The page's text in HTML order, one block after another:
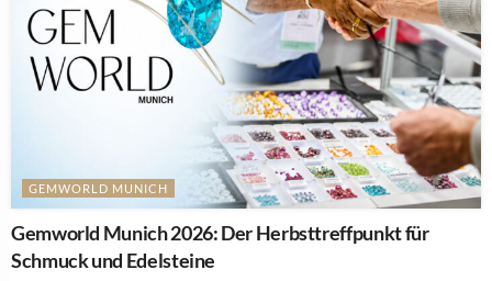
GEMWORLD MUNICH
Gemworld Munich 2026: Der Herbsttreffpunkt für
Schmuck und Edelsteine